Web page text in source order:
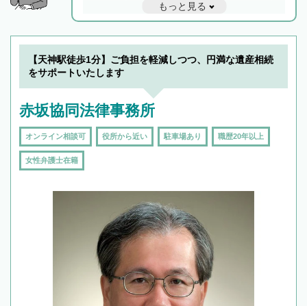
と他士業との連携もスムーズに進み、トラブル
解決のみならず相続をトータルで任せることが
できます。また、相続は感情がからむ分野なの
でフィーリングも重要です。実際に電話や面談
で複数の弁護士と会話をしてウマが合う方に依
もっと見る
【天神駅徒歩1分】ご負担を軽減しつつ、円満な遺産相続
をサポートいたします
赤坂協同法律事務所
オンライン相談可 役所から近い 駐車場あり 職歴20年以上
女性弁護士在籍